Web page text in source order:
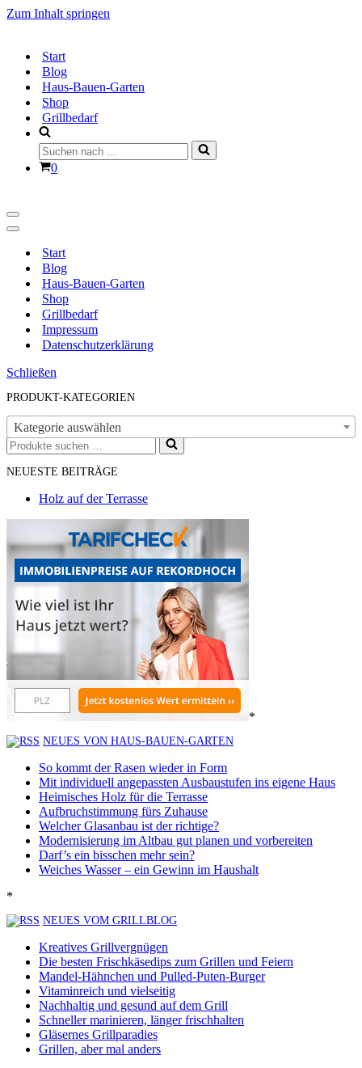
Zum Inhalt springen
Start
Blog
Haus-Bauen-Garten
Shop
Grillbedarf
Suchen
nach …
Warenkorb
0
Navigationsmenü
Navigationsmenü
Start
Blog
Haus-Bauen-Garten
Shop
Grillbedarf
Impressum
Datenschutzerklärung
Schließen
PRODUKT-KATEGORIEN
Kategorie auswählen
Suchen
nach …
NEUESTE BEITRÄGE
Holz auf der Terrasse
*
NEUES VON HAUS-BAUEN-GARTEN
So kommt der Rasen wieder in Form
Mit individuell angepassten Ausbaustufen ins eigene Haus
Heimisches Holz für die Terrasse
Aufbruchstimmung fürs Zuhause
Welcher Glasanbau ist der richtige?
Modernisierung im Altbau gut planen und vorbereiten
Darf’s ein bisschen mehr sein?
Weiches Wasser – ein Gewinn im Haushalt
*
NEUES VOM GRILLBLOG
Kreatives Grillvergnügen
Die besten Frischkäsedips zum Grillen und Feiern
Mandel-Hähnchen und Pulled-Puten-Burger
Vitaminreich und vielseitig
Nachhaltig und gesund auf dem Grill
Schneller marinieren, länger frischhalten
Gläsernes Grillparadies
Grillen, aber mal anders